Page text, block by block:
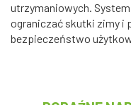
utrzymaniowych.
ograniczać skutki zimy i
bezpieczeństwo